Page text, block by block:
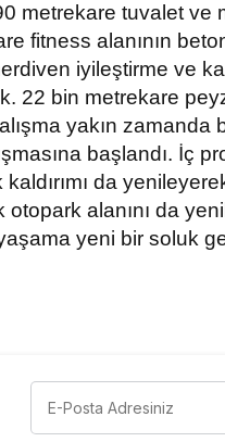
metrekare tuvalet ve
fitness alanının
iyileştirme ve
22 bin metrekare
yakın zamanda
başlandı. İç
da
alanını da
yeni bir soluk